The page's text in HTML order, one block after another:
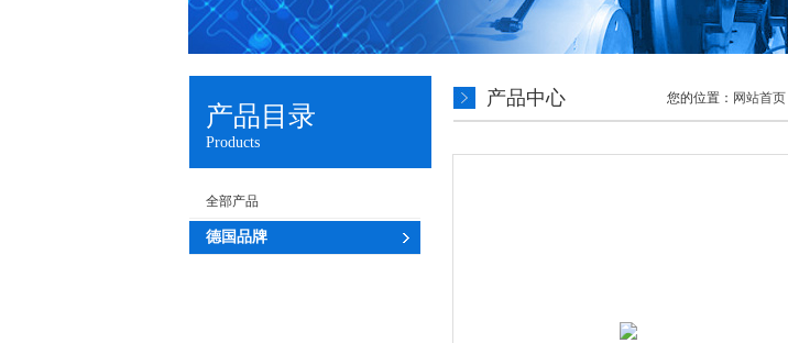
产品目录
Products
全部产品
德国品牌
产品中心 您的位置： 网站首页